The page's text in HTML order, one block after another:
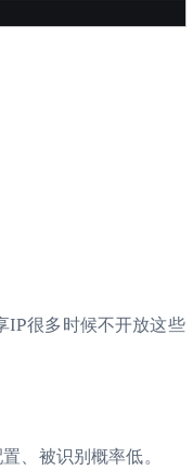
IP很多时候不开放这些
、被识别概率低。